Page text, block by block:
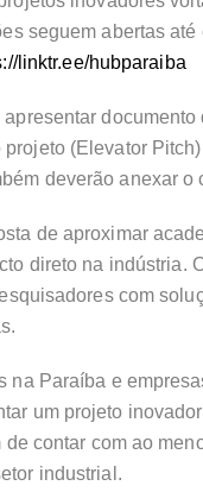
seguem abertas
linktr.ee/hubparaiba
(Elevator
deverão anexar o
de aproximar
direto na indústria.
com
na Paraíba e
um projeto
contar com ao
industrial.